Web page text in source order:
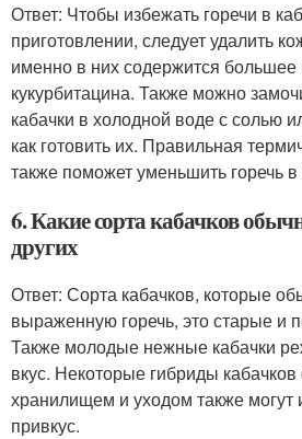
Ответ: Чтобы избежать горечи в
приготовлении, следует удалить
именно в них содержится большее
кукурбитацина. Также можно
кабачки в холодной воде с солью
как готовить их. Правильная
также поможет уменьшить горечь в
6. Какие сорта кабачков
других
Ответ: Сорта кабачков, которые
выраженную горечь, это старые и
Также молодые нежные кабачки
вкус. Некоторые гибриды
хранилищем и уходом также могут
привкус.